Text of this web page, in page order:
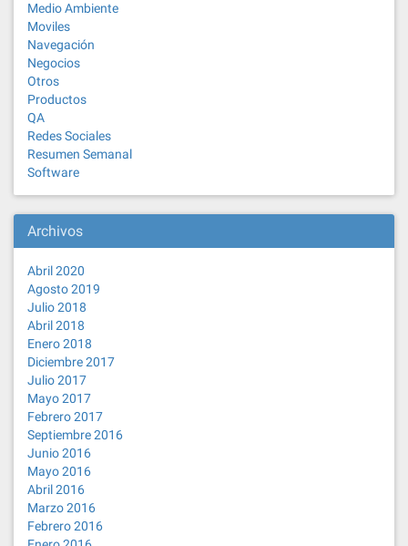
Medio Ambiente
Moviles
Navegación
Negocios
Otros
Productos
QA
Redes Sociales
Resumen Semanal
Software
Archivos
Abril 2020
Agosto 2019
Julio 2018
Abril 2018
Enero 2018
Diciembre 2017
Julio 2017
Mayo 2017
Febrero 2017
Septiembre 2016
Junio 2016
Mayo 2016
Abril 2016
Marzo 2016
Febrero 2016